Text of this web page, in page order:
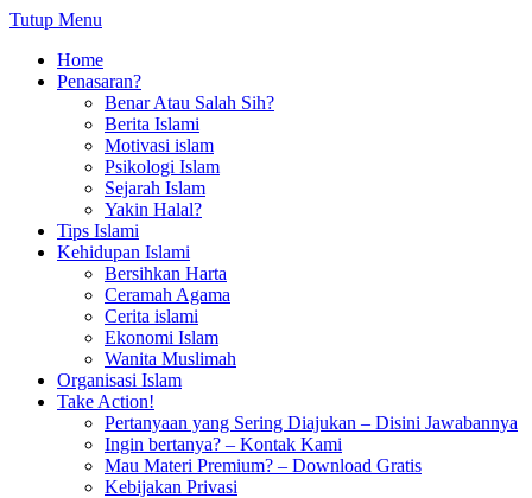
Tutup Menu
Home
Penasaran?
Benar Atau Salah Sih?
Berita Islami
Motivasi islam
Psikologi Islam
Sejarah Islam
Yakin Halal?
Tips Islami
Kehidupan Islami
Bersihkan Harta
Ceramah Agama
Cerita islami
Ekonomi Islam
Wanita Muslimah
Organisasi Islam
Take Action!
Pertanyaan yang Sering Diajukan – Disini Jawabannya
Ingin bertanya? – Kontak Kami
Mau Materi Premium? – Download Gratis
Kebijakan Privasi